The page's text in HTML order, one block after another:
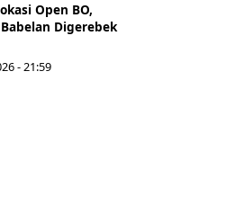
Open BO,
Digerebek
- 21:59